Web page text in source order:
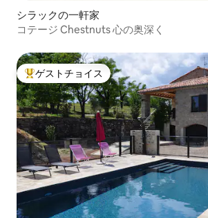
972 22 09 06 SIXT（ジローナ空港または
ジローナ駅） https://www.sixt.es/
自転車のレンタル： （ES）プラ・デ・レ
スタニ地域は、自転車競技、道路や山岳
の環境に恵まれています。 すべての訪問
者が自転車でこの地域を発見する機会を
提供するために、3つのレンタルポイント
があります。 （英語）エル・プラ・デ・
エスタニ地域は、自転車道やマウンテン
バイク道の両方でサイクリングを楽しむ
ことができる特権的な環境を享受してい
ます。 すべての訪問者が自転車でエリア
を発見できるように、3つのレンタルポイ
ントがあります。 （FR）ラ・コマルカ・
シラックの一軒家
コテージ Chestnuts 心の奥深く
大好評のゲストチョイスです。
ゲストチョイス